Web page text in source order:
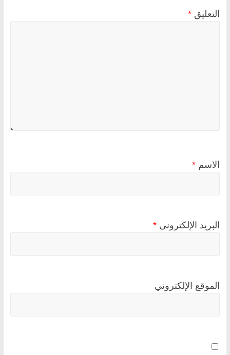
التعليق *
الاسم *
البريد الإلكتروني *
الموقع الإلكتروني